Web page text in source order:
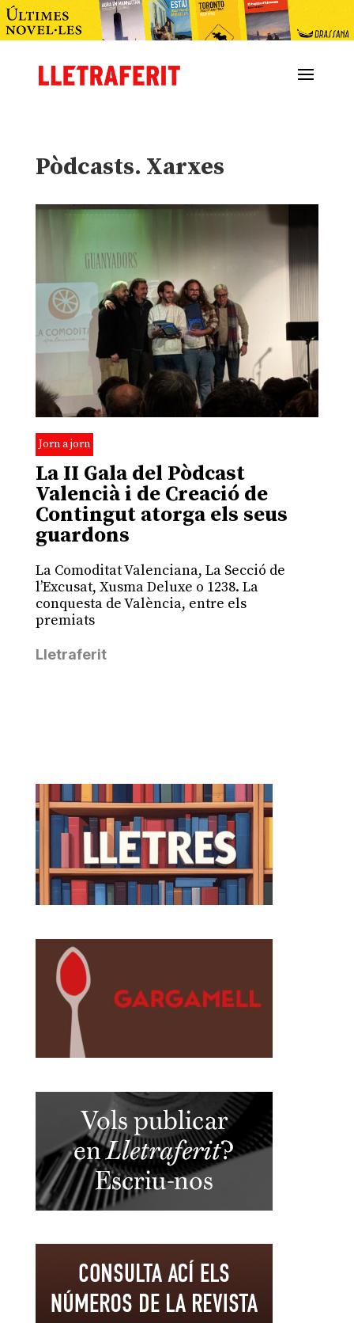
Pòdcasts. Xarxes
Jorn a jorn
La II Gala del Pòdcast
Valencià i de Creació de
Contingut atorga els seus
guardons
La Comoditat Valenciana, La Secció de
l’Excusat, Xusma Deluxe o 1238. La
conquesta de València, entre els
premiats
Lletraferit